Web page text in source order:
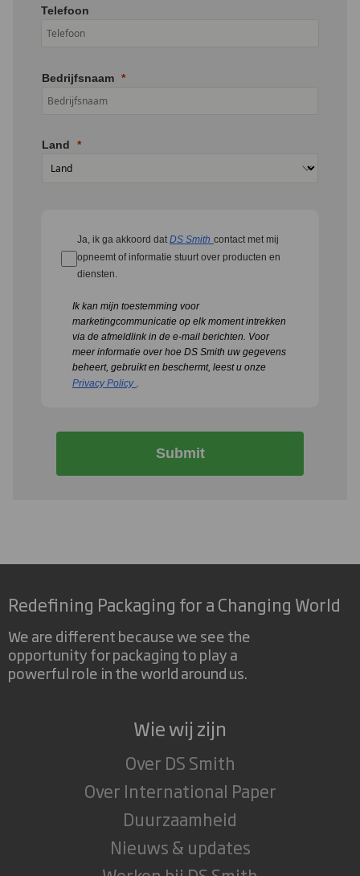
Telefoon
Bedrijfsnaam
Land
Ja, ik ga akkoord datDS Smith contact met mij
opneemt of informatie stuurt over producten en
diensten.
Ik kan mijn toestemming voor
marketingcommunicatie op elk moment intrekken
via de afmeldlink in de e-mail berichten. Voor
meer informatie over hoe DS Smith uw gegevens
beheert, gebruikt en beschermt, leest u onze
Privacy Policy .
Submit
Redefining Packaging for a Changing World
We are different because we see the
opportunity for packaging to play a
powerful role in the world around us.
Wie wij zijn
Over DS Smith
Over International Paper
Duurzaamheid
Nieuws & updates